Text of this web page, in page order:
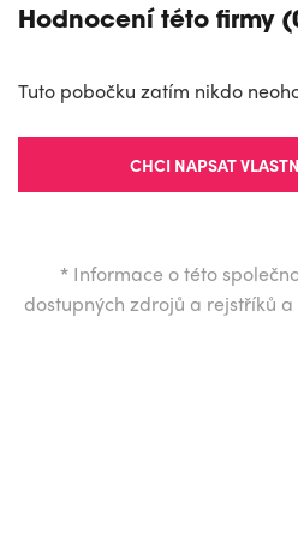
Hodnocení této firmy
Tuto pobočku zatím nikdo
CHCI NAPSAT
* Informace o této
dostupných zdrojů a rejstříků